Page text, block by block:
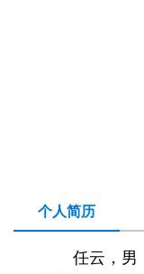
个人简历
任云，男